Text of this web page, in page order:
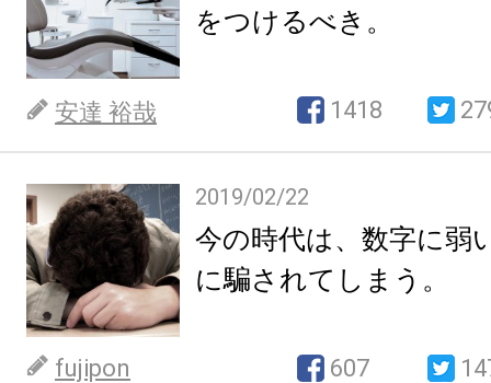
をつけるべき。
安達 裕哉 1418
2019/02/22
今の時代は、数字に弱
に騙されてしまう。
fujipon 607